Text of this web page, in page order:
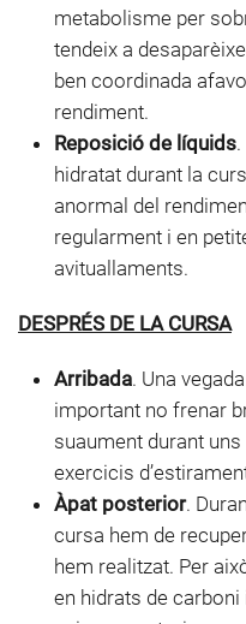
metabolisme per
tendeix a
ben coordinada
rendiment.
Reposició de líquids
hidratat durant la
anormal del
regularment i en
avituallaments.
DESPRÉS DE LA CURSA
Arribada. Una
important no frenar
suaument durant
exercicis
Àpat posterior.
cursa hem de
hem realitzat. Per
en hidrats de